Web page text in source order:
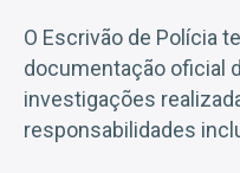
O Escrivão de Polícia
documentação oficial
investigações
responsabilidades